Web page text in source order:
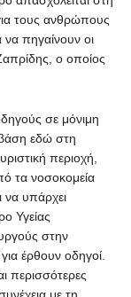
τους ανθρώπους
να πηγαίνουν οι
ο οποίος
σε μόνιμη
βάση εδώ στη
περιοχή,
τα νοσοκομεία
να υπάρχει
Υγείας
στην
έρθουν οδηγοί.
περισσότερες